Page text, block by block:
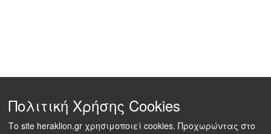
Πολιτική Χρήσης Cookies
Το site heraklion.gr χρησιμοποιεί cookies. Προχωρώντας στο